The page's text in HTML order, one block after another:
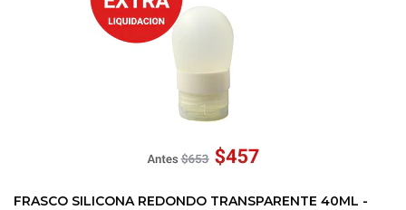
FRASCO SILICONA REDONDO TRANSPARENTE 40ML -